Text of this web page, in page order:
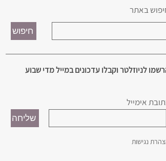
באתר
לניוזלטר וקבלו עדכונים במייל מדי שבוע
אימייל
נגישות